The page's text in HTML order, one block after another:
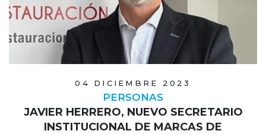
04 DICIEMBRE 2023
PERSONAS
JAVIER HERRERO, NUEVO SECRETARIO
INSTITUCIONAL DE MARCAS DE